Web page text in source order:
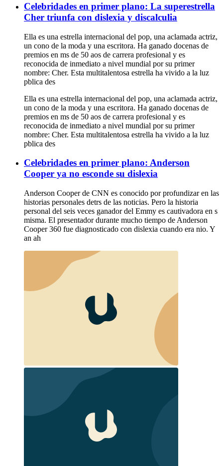
Celebridades en primer plano: La superestrella
Cher triunfa con dislexia y discalculia
Ella es una estrella internacional del pop, una aclamada actriz,
un cono de la moda y una escritora. Ha ganado docenas de
premios en ms de 50 aos de carrera profesional y es
reconocida de inmediato a nivel mundial por su primer
nombre: Cher. Esta multitalentosa estrella ha vivido a la luz
pblica des
Ella es una estrella internacional del pop, una aclamada actriz,
un cono de la moda y una escritora. Ha ganado docenas de
premios en ms de 50 aos de carrera profesional y es
reconocida de inmediato a nivel mundial por su primer
nombre: Cher. Esta multitalentosa estrella ha vivido a la luz
pblica des
Celebridades en primer plano: Anderson
Cooper ya no esconde su dislexia
Anderson Cooper de CNN es conocido por profundizar en las
historias personales detrs de las noticias. Pero la historia
personal del seis veces ganador del Emmy es cautivadora en s
misma. El presentador durante mucho tiempo de Anderson
Cooper 360 fue diagnosticado con dislexia cuando era nio. Y
an ah